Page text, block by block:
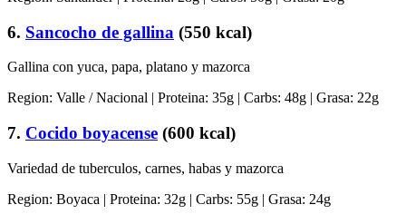
6. Sancocho de gallina (550 kcal)
Gallina con yuca, papa, platano y mazorca
Region: Valle / Nacional | Proteina: 35g | Carbs: 48g | Grasa: 22g
7. Cocido boyacense (600 kcal)
Variedad de tuberculos, carnes, habas y mazorca
Region: Boyaca | Proteina: 32g | Carbs: 55g | Grasa: 24g